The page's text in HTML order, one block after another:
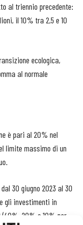
al triennio precedente:
il 10% tra 2,5 e 10
ecologica,
al normale
è pari al 20% nel
limite massimo di un
30 giugno 2023 al 30
gli investimenti in
20% e 10% per